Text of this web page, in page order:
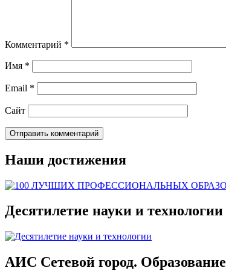
Комментарий *
Имя *
Email *
Сайт
Наши достижения
Десятилетие науки и технологии
АИС Сетевой город. Образование